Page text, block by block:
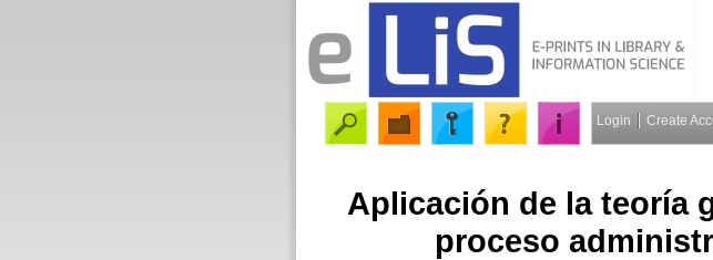
Login Create
Aplicación de la teoría
proceso